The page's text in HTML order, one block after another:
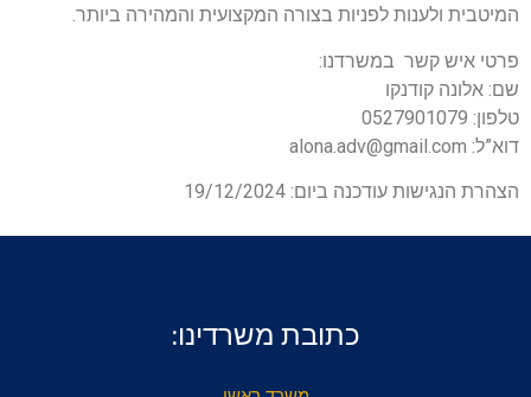
המיטבית ולענות לפניות בצורה המקצועית והמהירה ביותר.
פרטי איש קשר במשרדנו:
שם: אלונה קודנקו
טלפון: 0527901079
דוא”ל: alona.adv@gmail.com
הצהרת הנגישות עודכנה ביום: 19/12/2024
כתובת משרדינו: